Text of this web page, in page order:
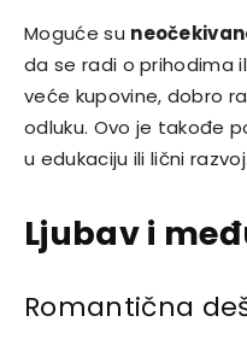
Moguće su
da se radi o prihodima
veće kupovine, dobro
odluku. Ovo je takođe
u edukaciju ili lični razvoj.
Ljubav i
Romantična